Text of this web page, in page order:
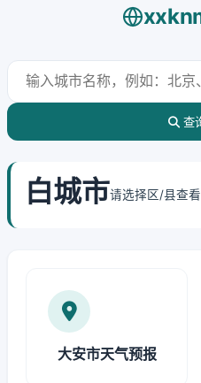
查
白城市请选择区/县查
大安市天气预报